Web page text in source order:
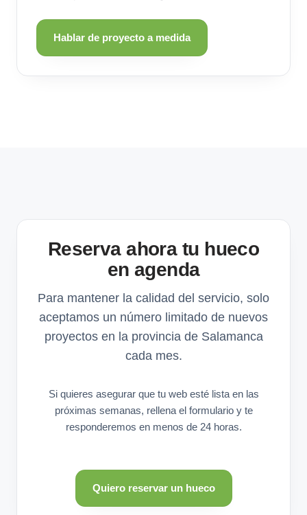
Hablar de proyecto a medida
Reserva ahora tu hueco
en agenda
Para mantener la calidad del servicio, solo
aceptamos un número limitado de nuevos
proyectos en la provincia de Salamanca
cada mes.
Si quieres asegurar que tu web esté lista en las
próximas semanas, rellena el formulario y te
responderemos en menos de 24 horas.
Quiero reservar un hueco